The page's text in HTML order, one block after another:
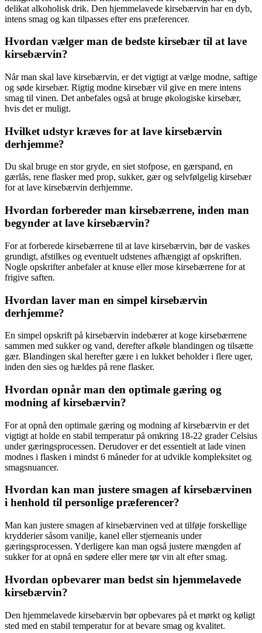
delikat alkoholisk drik. Den hjemmelavede kirsebærvin har en dyb,
intens smag og kan tilpasses efter ens præferencer.
Hvordan vælger man de bedste kirsebær til at lave
kirsebærvin?
Når man skal lave kirsebærvin, er det vigtigt at vælge modne, saftige
og søde kirsebær. Rigtig modne kirsebær vil give en mere intens
smag til vinen. Det anbefales også at bruge økologiske kirsebær,
hvis det er muligt.
Hvilket udstyr kræves for at lave kirsebærvin
derhjemme?
Du skal bruge en stor gryde, en siet stofpose, en gærspand, en
gærlås, rene flasker med prop, sukker, gær og selvfølgelig kirsebær
for at lave kirsebærvin derhjemme.
Hvordan forbereder man kirsebærrene, inden man
begynder at lave kirsebærvin?
For at forberede kirsebærrene til at lave kirsebærvin, bør de vaskes
grundigt, afstilkes og eventuelt udstenes afhængigt af opskriften.
Nogle opskrifter anbefaler at knuse eller mose kirsebærrene for at
frigive saften.
Hvordan laver man en simpel kirsebærvin
derhjemme?
En simpel opskrift på kirsebærvin indebærer at koge kirsebærrene
sammen med sukker og vand, derefter afkøle blandingen og tilsætte
gær. Blandingen skal herefter gære i en lukket beholder i flere uger,
inden den sies og hældes på rene flasker.
Hvordan opnår man den optimale gæring og
modning af kirsebærvin?
For at opnå den optimale gæring og modning af kirsebærvin er det
vigtigt at holde en stabil temperatur på omkring 18-22 grader Celsius
under gæringsprocessen. Derudover er det essentielt at lade vinen
modnes i flasken i mindst 6 måneder for at udvikle kompleksitet og
smagsnuancer.
Hvordan kan man justere smagen af kirsebærvinen
i henhold til personlige præferencer?
Man kan justere smagen af kirsebærvinen ved at tilføje forskellige
krydderier såsom vanilje, kanel eller stjerneanis under
gæringsprocessen. Yderligere kan man også justere mængden af
sukker for at opnå en sødere eller mere tør vin alt efter smag.
Hvordan opbevarer man bedst sin hjemmelavede
kirsebærvin?
Den hjemmelavede kirsebærvin bør opbevares på et mørkt og køligt
sted med en stabil temperatur for at bevare smag og kvalitet.